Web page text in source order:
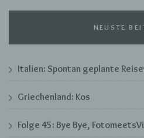
NEUSTE
Italien: Spontan geplante
Griechenland: Kos
Folge 45: Bye Bye,
Profiling ist jede Art der
Verarbeitung
darin besteht, dass
Daten verwendet
natürliche Person
insbesondere, um
Gesundheit, persönlicher
analysieren oder